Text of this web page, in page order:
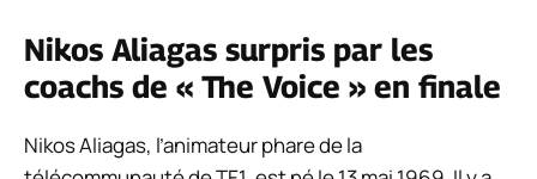
Nikos Aliagas surpris par les
coachs de « The Voice » en finale
Nikos Aliagas, l’animateur phare de la